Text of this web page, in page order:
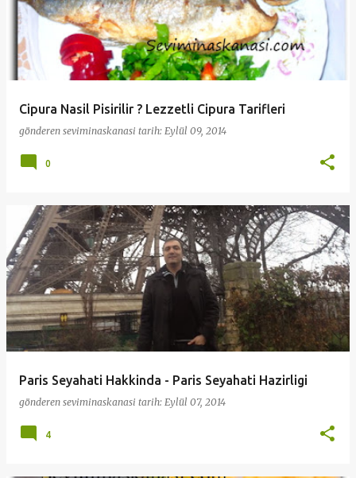
Cipura Nasil Pisirilir ? Lezzetli Cipura Tarifleri
gönderen seviminaskanasi tarih: Eylül 09, 2014
0
Paris Seyahati Hakkinda - Paris Seyahati Hazirligi
gönderen seviminaskanasi tarih: Eylül 07, 2014
4